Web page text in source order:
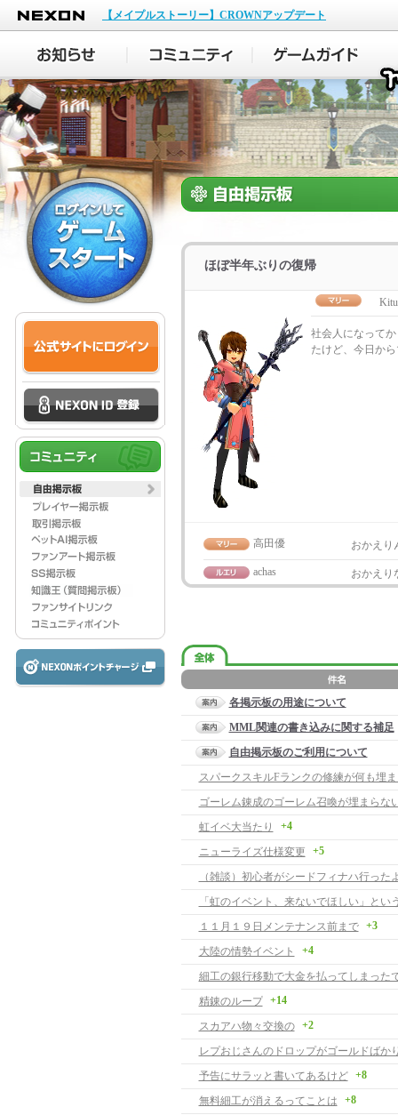
NEXON
【メイプルストーリー】CROWNアップデート
ほぼ半年ぶりの復帰
社会人になって
たけど、今日か
高田優 おかえり
achas おかえり
各掲示板の用途について
MML関連の書き込みに関する補足
自由掲示板のご利用について
ゴーレム錬成のゴーレム召喚が埋まらな
虹イベ大当たり
+4
ニューライズ仕様変更 +5
（雑談）初心者がシードフィナハ行った
１１月１９日メンテナンス前まで +3
大陸の情勢イベント +4
細工の銀行移動で大金を払ってしまった
精錬のループ
+14
スカアハ物々交換の +2
レプおじさんのドロップがゴールドばか
予告にサラッと書いてあるけど
+8
無料細工が消えるってことは +8